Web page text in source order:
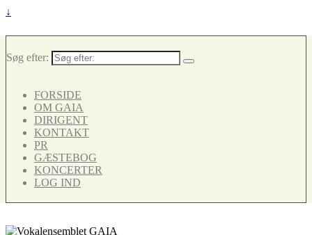
↓
Søg efter:
FORSIDE
OM GAIA
DIRIGENT
KONTAKT
PR
GÆSTEBOG
KONCERTER
LOG IND